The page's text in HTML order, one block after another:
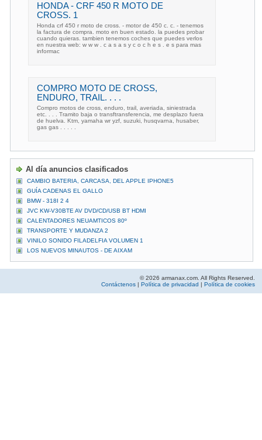
HONDA - CRF 450 R MOTO DE
CROSS. 1
Honda crf 450 r moto de cross. - motor de 450 c. c. - tenemos
la factura de compra. moto en buen estado. la puedes probar
cuando quieras. tambien tenemos coches que puedes verlos
en nuestra web: w w w . c a s a s y c o c h e s . e s para mas
informac
COMPRO MOTO DE CROSS,
ENDURO, TRAIL. . . .
Compro motos de cross, enduro, trail, averiada, siniestrada
etc. . . . Tramito baja o transftransferencia, me desplazo fuera
de huelva. Ktm, yamaha wr yzf, suzuki, husqvarna, husaber,
gas gas . . . . .
Al día anuncios clasificados
CAMBIO BATERIA, CARCASA, DEL APPLE IPHONE5
GUÍA CADENAS EL GALLO
BMW - 318I 2 4
JVC KW-V30BTE AV DVD/CD/USB BT HDMI
CALENTADORES NEUAMTICOS 80º
TRANSPORTE Y MUDANZA 2
VINILO SONIDO FILADELFIA VOLUMEN 1
LOS NUEVOS MINAUTOS - DE AIXAM
© 2026 armanax.com. All Rights Reserved.
Contáctenos | Política de privacidad | Política de cookies